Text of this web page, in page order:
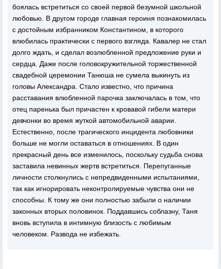
боялась встретиться со своей первой безумной школьной
любовью. В другом городе главная героиня познакомилась
с достойным избранником Константином, в которого
влюбилась практически с первого взгляда. Кавалер не стал
долго ждать, и сделал возлюбленной предложение руки и
сердца. Даже после головокружительной торжественной
свадебной церемонии Танюша не сумела выкинуть из
головы Александра. Стало известно, что причина
расставания влюбленной парочка заключалась в том, что
отец паренька был причастен к кровавой гибели матери
девчонки во время жуткой автомобильной аварии.
Естественно, после трагического инцидента любовники
больше не могли оставаться в отношениях. В один
прекрасный день все изменилось, поскольку судьба снова
заставила невинных жертв встретиться. Перепуганные
личности столкнулись с непредвиденными испытаниями,
так как игнорировать неконтролируемые чувства они не
способны. К тому же они полностью забыли о наличии
законных вторых половинок. Поддавшись соблазну, Таня
вновь вступила в интимную близость с любимым
человеком. Развода не избежать.